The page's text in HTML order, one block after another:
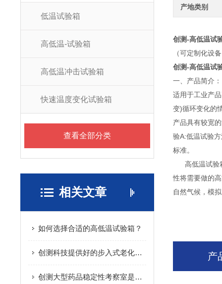
低温试验箱
高低温-试验箱
高低温冲击试验箱
快速温度变化试验箱
查看全部分类
相关文章
如何选择合适的高低温试验箱？
创测科技提供好的步入式老化箱-九龙坡步入式老化箱品牌
创测大型药品稳定性考察室是您值得信赖的选择！
产地类别
创测-高低温试
（可定制化设
创测-高低温试
一、产品简介：
适用于工业产
变)循环变化的
产品具有较宽
验A:低温试验
标准。
高低温试验箱
性将需要做的
自然气候，模
产